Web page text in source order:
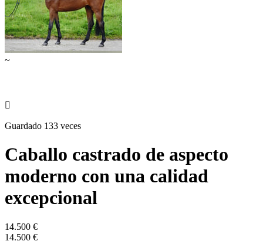
~

Guardado 133 veces
Caballo castrado de aspecto
moderno con una calidad
excepcional
14.500 €
14.500 €